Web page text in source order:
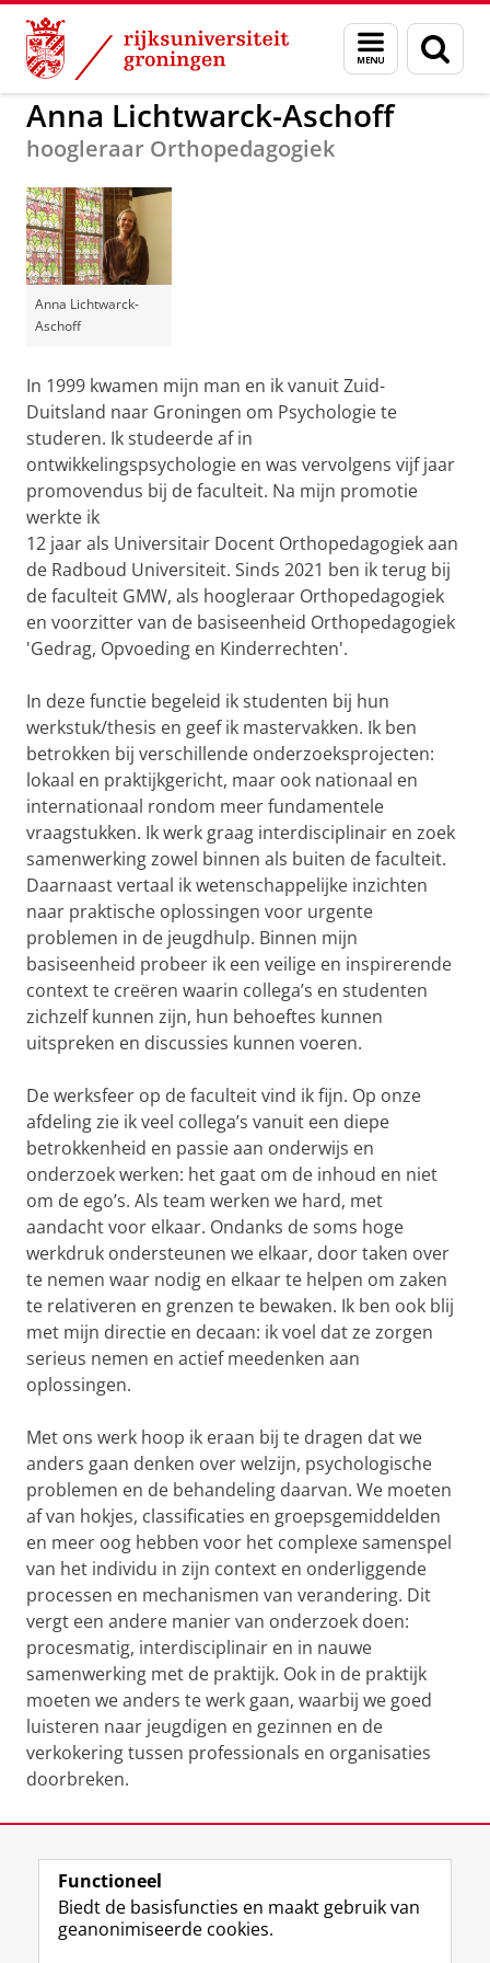
Skip
Content
Skip
Navigation
Menu
en
zoeken
GMW Organisatie Bij ons werken
Anna Lichtwarck-Aschoff
hoogleraar Orthopedagogiek
Anna Lichtwarck-
Aschoff
In 1999 kwamen mijn man en ik vanuit Zuid-
Duitsland naar Groningen om Psychologie te
studeren. Ik studeerde af in
ontwikkelingspsychologie en was vervolgens vijf jaar
promovendus bij de faculteit. Na mijn promotie
werkte ik
12 jaar als Universitair Docent Orthopedagogiek aan
de Radboud Universiteit. Sinds 2021 ben ik terug bij
de faculteit GMW, als hoogleraar Orthopedagogiek
en voorzitter van de basiseenheid Orthopedagogiek
'Gedrag, Opvoeding en Kinderrechten'.
In deze functie begeleid ik studenten bij hun
werkstuk/thesis en geef ik mastervakken. Ik ben
betrokken bij verschillende onderzoeksprojecten:
lokaal en praktijkgericht, maar ook nationaal en
internationaal rondom meer fundamentele
vraagstukken. Ik werk graag interdisciplinair en zoek
samenwerking zowel binnen als buiten de faculteit.
Daarnaast vertaal ik wetenschappelijke inzichten
naar praktische oplossingen voor urgente
problemen in de jeugdhulp. Binnen mijn
basiseenheid probeer ik een veilige en inspirerende
context te creëren waarin collega’s en studenten
zichzelf kunnen zijn, hun behoeftes kunnen
uitspreken en discussies kunnen voeren.
De werksfeer op de faculteit vind ik fijn. Op onze
afdeling zie ik veel collega’s vanuit een diepe
betrokkenheid en passie aan onderwijs en
onderzoek werken: het gaat om de inhoud en niet
om de ego’s. Als team werken we hard, met
aandacht voor elkaar. Ondanks de soms hoge
werkdruk ondersteunen we elkaar, door taken over
te nemen waar nodig en elkaar te helpen om zaken
te relativeren en grenzen te bewaken. Ik ben ook blij
met mijn directie en decaan: ik voel dat ze zorgen
serieus nemen en actief meedenken aan
oplossingen.
Met ons werk hoop ik eraan bij te dragen dat we
anders gaan denken over welzijn, psychologische
problemen en de behandeling daarvan. We moeten
af van hokjes, classificaties en groepsgemiddelden
en meer oog hebben voor het complexe samenspel
van het individu in zijn context en onderliggende
processen en mechanismen van verandering. Dit
vergt een andere manier van onderzoek doen:
procesmatig, interdisciplinair en in nauwe
samenwerking met de praktijk. Ook in de praktijk
moeten we anders te werk gaan, waarbij we goed
luisteren naar jeugdigen en gezinnen en de
verkokering tussen professionals en organisaties
doorbreken.
View this page in:English
Functioneel
Biedt de basisfuncties en maakt gebruik van
geanonimiseerde cookies.